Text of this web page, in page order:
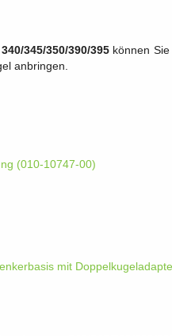
345/350/390/395 können
anbringen.
(010-10747-00)
mit